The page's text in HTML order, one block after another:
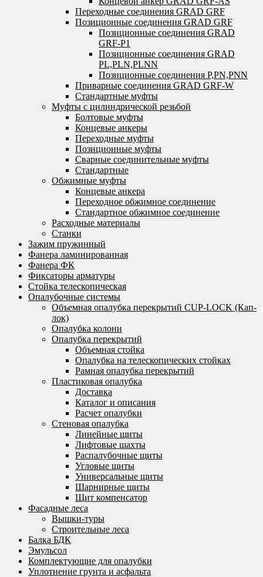
Переходные соединения GRAD GRF
Позиционные соединения GRAD GRF
Позиционные соединения GRAD
GRF-P1
Позиционные соединения GRAD
PL,PLN,PLNN
Позиционные соединения P,PN,PNN
Приварные соединения GRAD GRF-W
Стандартные муфты
Муфты с цилиндрической резьбой
Болтовые муфты
Концевые анкеры
Переходные муфты
Позиционные муфты
Сварные соединительные муфты
Стандартные
Обжимные муфты
Концевые анкера
Переходное обжимное соединение
Стандартное обжимное соединение
Расходные материалы
Станки
Зажим пружинный
Фанера ламинированная
Фанера ФК
Фиксаторы арматуры
Стойка телескопическая
Опалубочные системы
Объемная опалубка перекрытий CUP-LOCK (Кап-
лок)
Опалубка колонн
Опалубка перекрытий
Объемная стойка
Опалубка на телескопических стойках
Рамная опалубка перекрытий
Пластиковая опалубка
Доставка
Каталог и описания
Расчет опалубки
Стеновая опалубка
Линейные щиты
Лифтовые шахты
Распалубочные щиты
Угловые щиты
Универсальные щиты
Шарнирные щиты
Щит компенсатор
Фасадные леса
Вышки-туры
Строительные леса
Балка БДК
Эмульсол
Комплектующие для опалубки
Уплотнение грунта и асфальта